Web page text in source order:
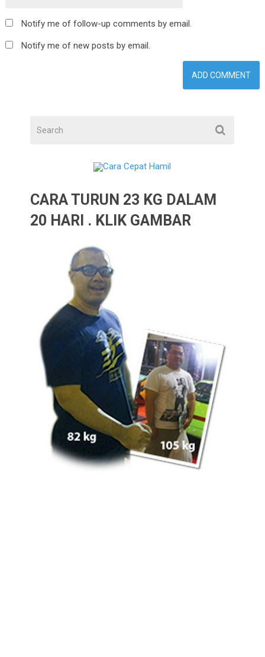
Notify me of follow-up comments by email.
Notify me of new posts by email.
CARA TURUN 23 KG DALAM
20 HARI . KLIK GAMBAR